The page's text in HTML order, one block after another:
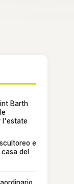
Barth
l'estate
e
del